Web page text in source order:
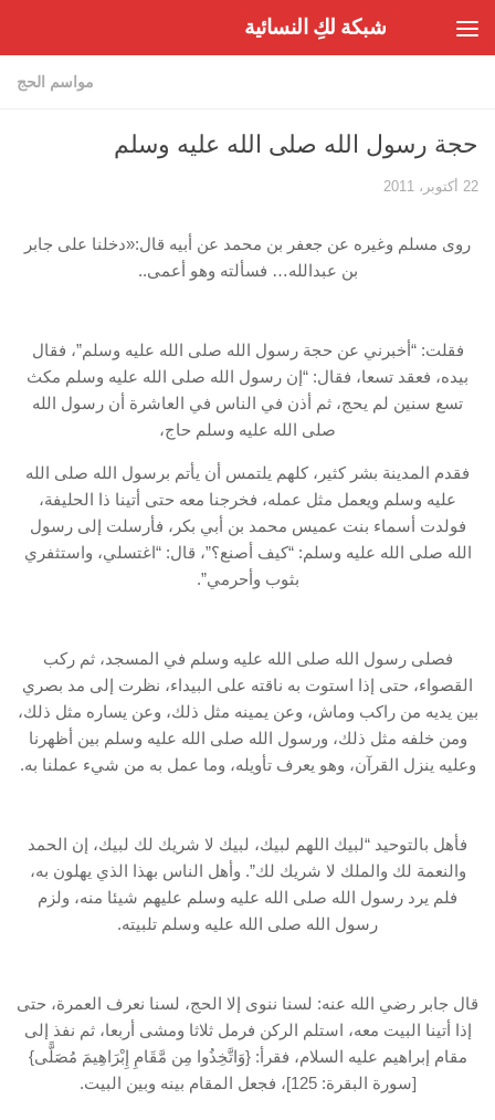
شبكة لكِ النسائية
مواسم الحج
حجة رسول الله صلى الله عليه وسلم
22 أكتوبر، 2011
روى مسلم وغيره عن جعفر بن محمد عن أبيه قال:«دخلنا على جابر
بن عبدالله… فسألته وهو أعمى..
فقلت: “أخبرني عن حجة رسول الله صلى الله عليه وسلم”، فقال
بيده، فعقد تسعا، فقال: “إن رسول الله صلى الله عليه وسلم مكث
تسع سنين لم يحج، ثم أذن في الناس في العاشرة أن رسول الله
صلى الله عليه وسلم حاج،
فقدم المدينة بشر كثير، كلهم يلتمس أن يأتم برسول الله صلى الله
عليه وسلم ويعمل مثل عمله، فخرجنا معه حتى أتينا ذا الحليفة،
فولدت أسماء بنت عميس محمد بن أبي بكر، فأرسلت إلى رسول
الله صلى الله عليه وسلم: “كيف أصنع؟”، قال: “اغتسلي، واستثفري
بثوب وأحرمي”.
فصلى رسول الله صلى الله عليه وسلم في المسجد، ثم ركب
القصواء، حتى إذا استوت به ناقته على البيداء، نظرت إلى مد بصري
بين يديه من راكب وماش، وعن يمينه مثل ذلك، وعن يساره مثل ذلك،
ومن خلفه مثل ذلك، ورسول الله صلى الله عليه وسلم بين أظهرنا
وعليه ينزل القرآن، وهو يعرف تأويله، وما عمل به من شيء عملنا به.
فأهل بالتوحيد “لبيك اللهم لبيك، لبيك لا شريك لك لبيك، إن الحمد
والنعمة لك والملك لا شريك لك”. وأهل الناس بهذا الذي يهلون به،
فلم يرد رسول الله صلى الله عليه وسلم عليهم شيئا منه، ولزم
رسول الله صلى الله عليه وسلم تلبيته.
قال جابر رضي الله عنه: لسنا ننوى إلا الحج، لسنا نعرف العمرة، حتى
إذا أتينا البيت معه، استلم الركن فرمل ثلاثا ومشى أربعا، ثم نفذ إلى
مقام إبراهيم عليه السلام، فقرأ: {وَاتَّخِذُوا مِن مَّقَامِ إِبْرَاهِيمَ مُصَلًّى}
[سورة البقرة: 125]، فجعل المقام بينه وبين البيت.